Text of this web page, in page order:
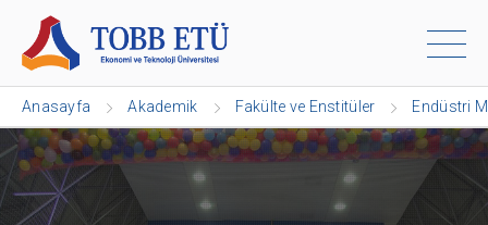
Anasayfa Akademik Fakülte ve Enstitüler Endüstri